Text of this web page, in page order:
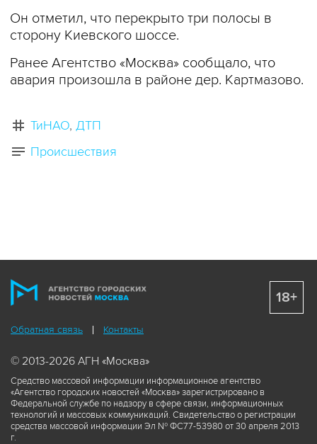
Он отметил, что перекрыто три полосы в
сторону Киевского шоссе.
Ранее Агентство «Москва» сообщало, что
авария произошла в районе дер. Картмазово.
ТиНАО ДТП
Происшествия
Обратная связь Контакты
© 2013-2026 АГН «Москва»
Средство массовой информации информационное агентство
«Агентство городских новостей «Москва» зарегистрировано в
Федеральной службе по надзору в сфере связи, информационных
технологий и массовых коммуникаций. Свидетельство о регистрации
средства массовой информации Эл № ФС77-53980 от 30 апреля 2013
г.
18+